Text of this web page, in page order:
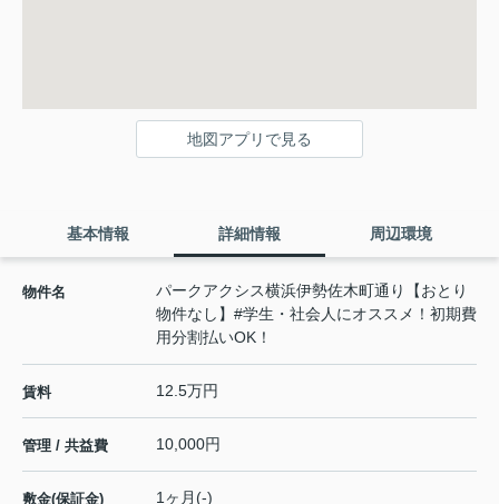
地図アプリで見る
基本情報 詳細情報 周辺環境
物件名
パークアクシス横浜伊勢佐木町通り【おとり
物件なし】#学生・社会人にオススメ！初期費
用分割払いOK！
賃料 12.5万円
管理 / 共益費 10,000円
敷金(保証金) 1ヶ月(-)